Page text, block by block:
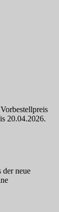
20.04.2026.
der neue